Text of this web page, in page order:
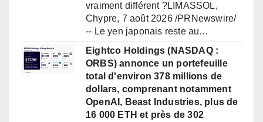
vraiment différent ?LIMASSOL,
Chypre, 7 août 2026 /PRNewswire/
-- Le yen japonais reste au…
Eightco Holdings (NASDAQ :
ORBS) annonce un portefeuille
total d'environ 378 millions de
dollars, comprenant notamment
OpenAI, Beast Industries, plus de
16 000 ETH et près de 302